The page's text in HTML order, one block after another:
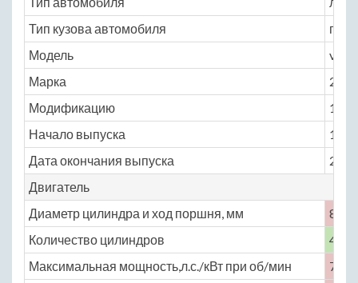
Тип кузова автомобиля
Модель
vaz
Марка
2329
Модификацию
1.7
Начало выпуска
1995
Дата окончания выпуска
2016
Двигатель
Диаметр цилиндра и ход поршня, мм
82 ×
Количество цилиндров
4
Максимальная мощность,л.с./кВт при об/мин
79 /